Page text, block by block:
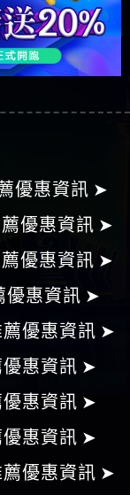
薦優惠資訊 ➤
薦優惠資訊 ➤
薦優惠資訊 ➤
優惠資訊 ➤
優惠資訊 ➤
優惠資訊 ➤
惠資訊 ➤
惠資訊 ➤
優惠資訊 ➤